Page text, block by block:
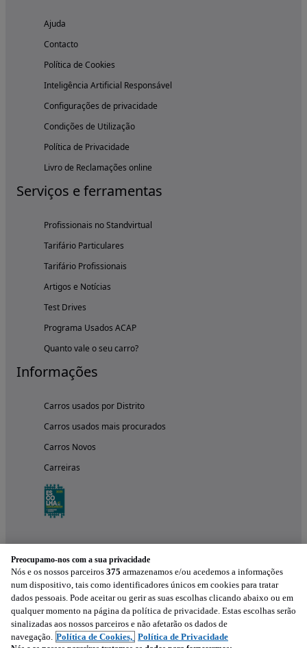
Ajuda
Contacto
Política de Cookies
Inteligência Artificial Responsável
Configurações de privacidade
Condições de Utilização
Política de Privacidade
Livro de Reclamações online
Serviços e ferramentas
Profissionais no Standvirtual
Tarifário Particulares
Tarifário Profissionais
Artigos e Notícias
Test Drives
Programa Usados ACAP
Quanto vale o seu carro?
Informações
Carros usados por Distrito
Carros usados mais procurados
Carros Novos
Carreiras
Experimenta a aplicação
Preocupamo-nos com a sua privacidade
Nós e os nossos parceiros 375 armazenamos e/ou acedemos a informações
num dispositivo, tais como identificadores únicos em cookies para tratar
dados pessoais. Pode aceitar ou gerir as suas escolhas clicando abaixo ou em
qualquer momento na página da política de privacidade. Estas escolhas serão
sinalizadas aos nossos parceiros e não afetarão os dados de
navegação. Política de Cookies, Política de Privacidade